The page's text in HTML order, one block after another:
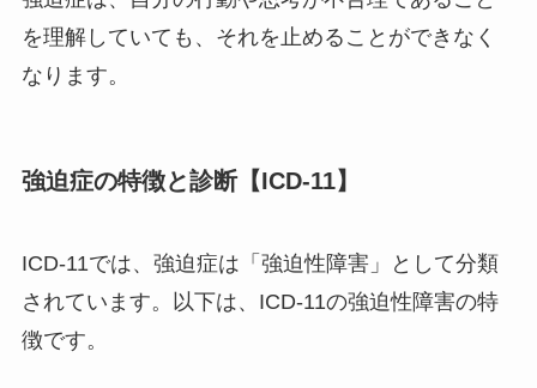
を理解していても、それを止めることができなく
なります。
強迫症の特徴と診断【ICD-11】
ICD-11では、強迫症は「強迫性障害」として分類
されています。以下は、ICD-11の強迫性障害の特
徴です。